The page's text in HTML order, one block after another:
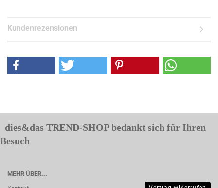
Kundenrezensionen
dies&das TREND-SHOP bedankt sich für Ihren
Besuch
MEHR ÜBER...